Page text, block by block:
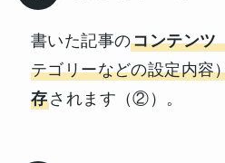
書いた記事のコンテンツ
テゴリーなどの設定内容
存されます（②）。